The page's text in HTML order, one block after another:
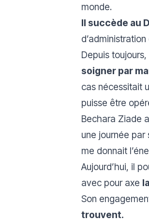
monde.
Il succède au
Depuis
soigner par
cas nécessitait
puisse être
Bechara Ziade
une journée
me donnait
Aujourd’hui, il
avec pour axe
Son
trouvent.